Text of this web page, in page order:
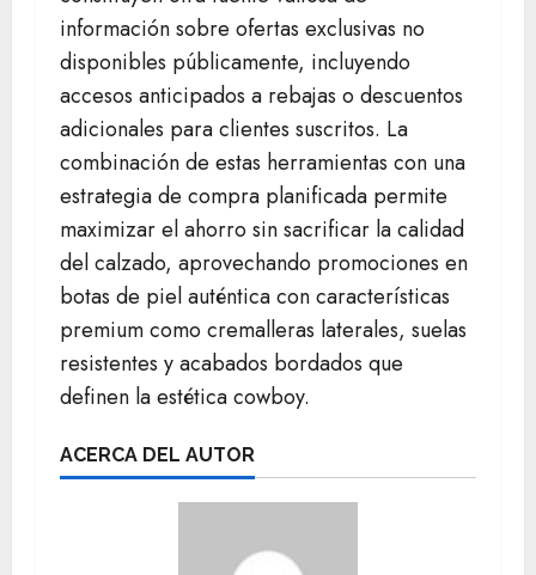
información sobre ofertas exclusivas no
disponibles públicamente, incluyendo
accesos anticipados a rebajas o descuentos
adicionales para clientes suscritos. La
combinación de estas herramientas con una
estrategia de compra planificada permite
maximizar el ahorro sin sacrificar la calidad
del calzado, aprovechando promociones en
botas de piel auténtica con características
premium como cremalleras laterales, suelas
resistentes y acabados bordados que
definen la estética cowboy.
ACERCA DEL AUTOR